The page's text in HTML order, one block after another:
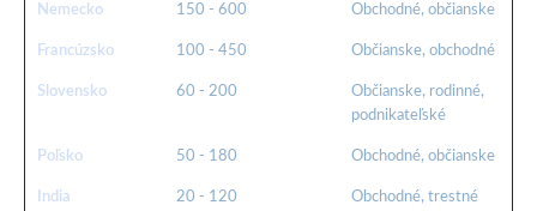
Nemecko 150 - 600 Obchodné, občianske
Francúzsko 100 - 450 Občianske, obchodné
Slovensko 60 - 200
Občianske, rodinné,
podnikateľské
Poľsko 50 - 180 Obchodné, občianske
India 20 - 120 Obchodné, trestné